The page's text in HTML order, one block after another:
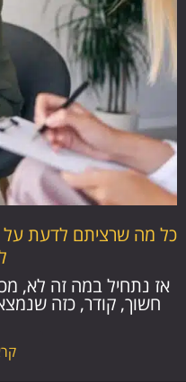
כל מה שרציתם לדעת על
אז נתחיל במה זה לא,
חשוך, קודר, כזה